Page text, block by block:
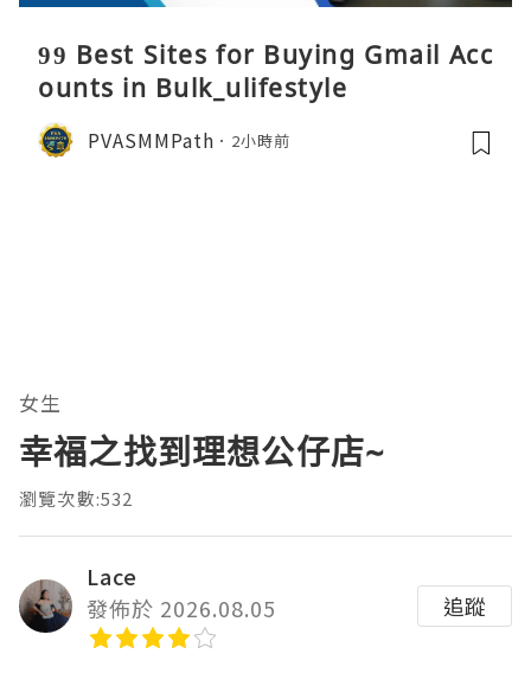
99 Best Sites for Buying Gmail Acc
ounts in Bulk_ulifestyle
PVASMMPath 2小時前
女生
幸福之找到理想公仔店~
瀏覽次數:532
Lace
發佈於 2026.08.05
追蹤